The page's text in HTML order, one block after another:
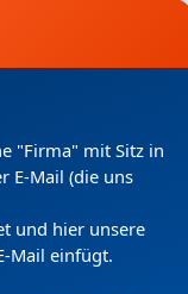
"Firma" mit Sitz in
E-Mail (die uns
und hier unsere
Mail einfügt.